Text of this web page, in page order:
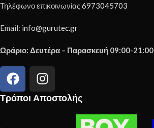
Τηλέφωνο επικοινωνίας6973045703
Email: info@gurutec.gr
Ωράριο: Δευτέρα – Παρασκευή 09:00-21:00
Τρόποι Αποστολής